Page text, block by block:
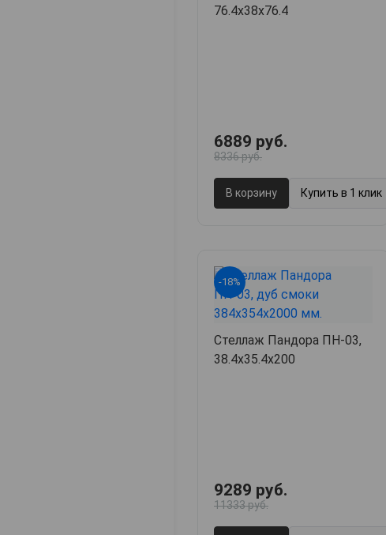
76.4х38х76.4
6889 руб.
8336 руб.
В корзину Купить в 1 клик
-18%
Стеллаж Пандора ПН-03,
38.4х35.4х200
9289 руб.
11333 руб.